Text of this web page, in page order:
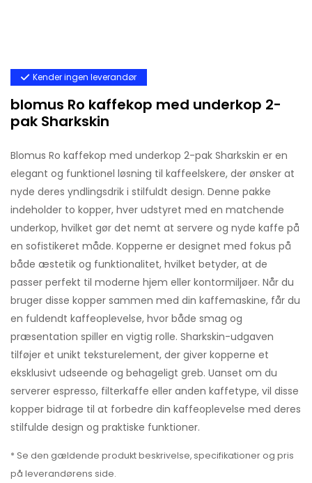
Kender ingen leverandør
blomus Ro kaffekop med underkop 2-
pak Sharkskin
Blomus Ro kaffekop med underkop 2-pak Sharkskin er en
elegant og funktionel løsning til kaffeelskere, der ønsker at
nyde deres yndlingsdrik i stilfuldt design. Denne pakke
indeholder to kopper, hver udstyret med en matchende
underkop, hvilket gør det nemt at servere og nyde kaffe på
en sofistikeret måde. Kopperne er designet med fokus på
både æstetik og funktionalitet, hvilket betyder, at de
passer perfekt til moderne hjem eller kontormiljøer. Når du
bruger disse kopper sammen med din kaffemaskine, får du
en fuldendt kaffeoplevelse, hvor både smag og
præsentation spiller en vigtig rolle. Sharkskin-udgaven
tilføjer et unikt teksturelement, der giver kopperne et
eksklusivt udseende og behageligt greb. Uanset om du
serverer espresso, filterkaffe eller anden kaffetype, vil disse
kopper bidrage til at forbedre din kaffeoplevelse med deres
stilfulde design og praktiske funktioner.
* Se den gældende produkt beskrivelse, specifikationer og pris
på leverandørens side.